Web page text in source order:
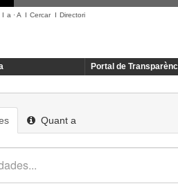
I a ·A I CercarI Directori
Portal de
Quant a